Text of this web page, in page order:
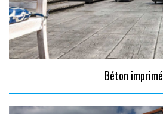
Béton imprimé